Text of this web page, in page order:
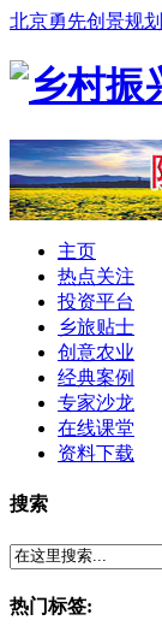
北京勇先创景规
主页
热点关注
投资平台
乡旅贴士
创意农业
经典案例
专家沙龙
在线课堂
资料下载
搜索
热门标签: